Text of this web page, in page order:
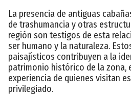
La presencia de antiguas
de trashumancia y otras
región son testigos de esta
ser humano y la naturaleza.
paisajísticos contribuyen a la
patrimonio histórico de la zona,
experiencia de quienes visitan
privilegiado.